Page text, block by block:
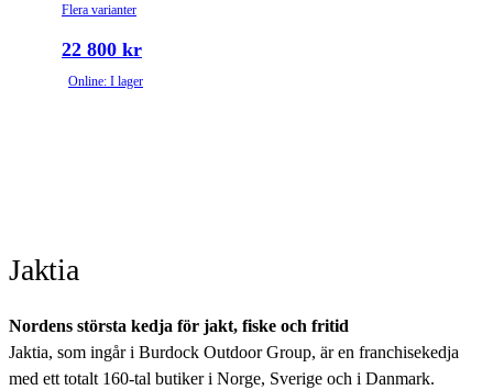
Flera varianter
22 800 kr
Online: I lager
Jaktia
Nordens största kedja för jakt, fiske och fritid
Jaktia, som ingår i Burdock Outdoor Group, är en franchisekedja
med ett totalt 160-tal butiker i Norge, Sverige och i Danmark.